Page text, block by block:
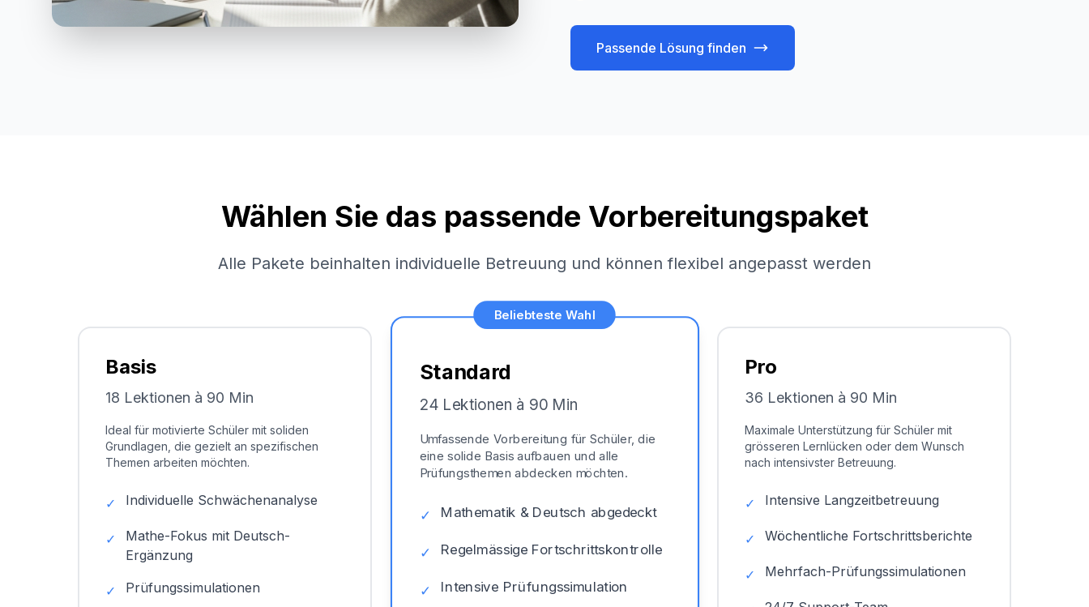
Passende Lösung finden
Wählen Sie das passende Vorbereitungspaket
Alle Pakete beinhalten individuelle Betreuung und können flexibel angepasst werden
Basis
18 Lektionen à 90 Min
Ideal für motivierte Schüler mit soliden
Grundlagen, die gezielt an spezifischen
Themen arbeiten möchten.
✓ Individuelle Schwächenanalyse
✓
Mathe-Fokus mit Deutsch-
Ergänzung
✓ Prüfungssimulationen
Beliebteste Wahl
Standard
24 Lektionen à 90 Min
Umfassende Vorbereitung für Schüler, die
eine solide Basis aufbauen und alle
Prüfungsthemen abdecken möchten.
✓ Mathematik & Deutsch abgedeckt
✓ Regelmässige Fortschrittskontrolle
✓ Intensive Prüfungssimulation
Pro
36 Lektionen à 90 Min
Maximale Unterstützung für Schüler mit
grösseren Lernlücken oder dem Wunsch
nach intensivster Betreuung.
✓ Intensive Langzeitbetreuung
✓ Wöchentliche Fortschrittsberichte
✓ Mehrfach-Prüfungssimulationen